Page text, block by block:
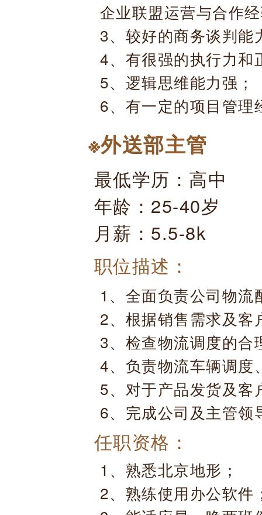
企业联盟运营与合作
3、较好的商务谈判能
4、有很强的执行力和
5、逻辑思维能力强；
6、有一定的项目管理
※外送部主管
最低学历：高中
年龄：25-40岁
月薪：5.5-8k
职位描述：
1、全面负责公司物
2、根据销售需求及客
3、检查物流调度的合
4、负责物流车辆调度
5、对于产品发货及客
6、完成公司及主管领
任职资格：
1、熟悉北京地形；
2、熟练使用办公软件